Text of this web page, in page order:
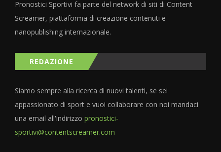
Pronostici Sportivi fa parte del network di siti di Content
Screamer, piattaforma di creazione contenuti e
nanopublishing internazionale.
REDAZIONE
Siamo sempre alla ricerca di nuovi talenti, se sei
appassionato di sport e vuoi collaborare con noi mandaci
una email all'indirizzo pronostici-
sportivi@contentscreamer.com